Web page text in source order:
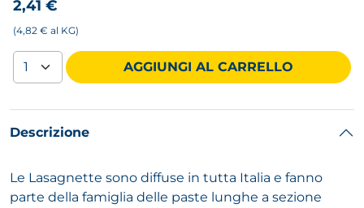
2,41 €
(4,82 € al KG)
AGGIUNGI AL CARRELLO
Descrizione
Le Lasagnette sono diffuse in tutta Italia e fanno
parte della famiglia delle paste lunghe a sezione